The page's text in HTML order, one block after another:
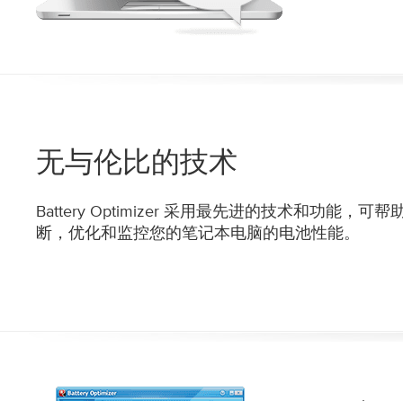
无与伦比的技术
Battery Optimizer 采用最先进的技术和功能，可帮
断，优化和监控您的笔记本电脑的电池性能。